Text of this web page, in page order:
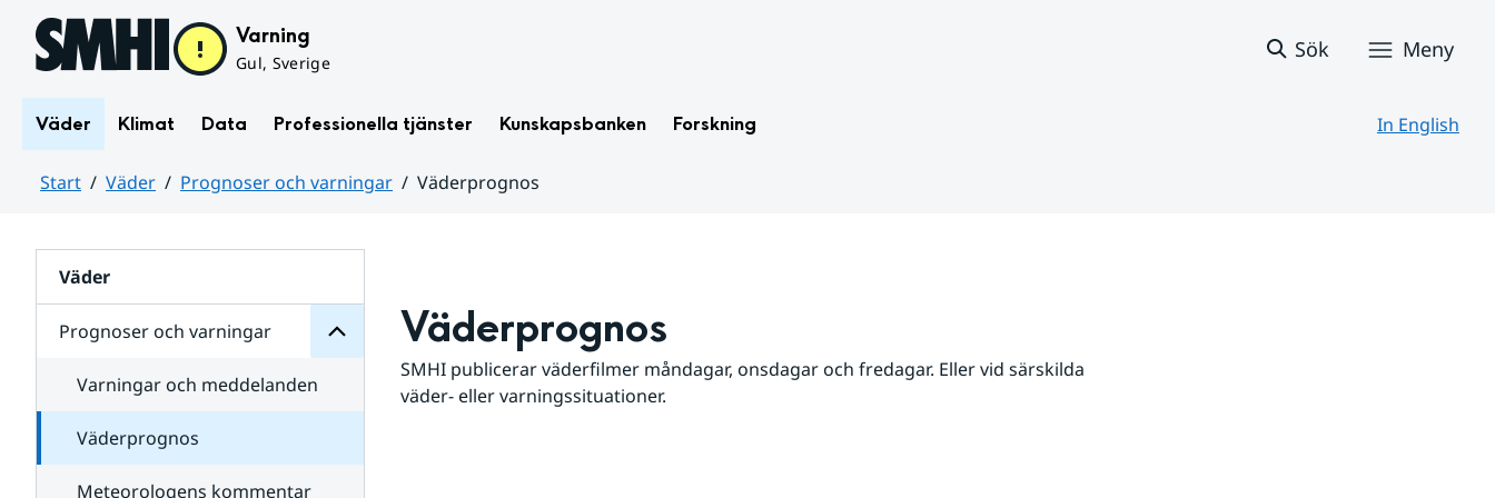
Hoppa till sidans innehåll Varning
Gul, Sverige
Sök Meny
Väder Klimat Data Professionella tjänster Kunskapsbanken Forskning In English
Start Väder Prognoser och varningar
Väderprognos
Väder
Prognoser och varningar
för
varningar
Varningar och meddelanden
Väderprognos
Meteorologens kommentar
Väderprognos
SMHI publicerar väderfilmer måndagar, onsdagar och fredagar. Eller vid särskilda
väder- eller varningssituationer.